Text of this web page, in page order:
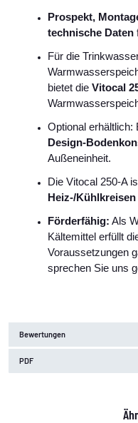
Prospekt,
technische Daten
Für die
bietet die Vitocal
Optional erhältlich:
Außeneinheit.
Die Vitocal 250‑A
Heiz-/Kühlkreisen
Förderfähig: Als
Kältemittel erfüllt
Voraussetzungen
sprechen Sie uns
Bewertungen
PDF